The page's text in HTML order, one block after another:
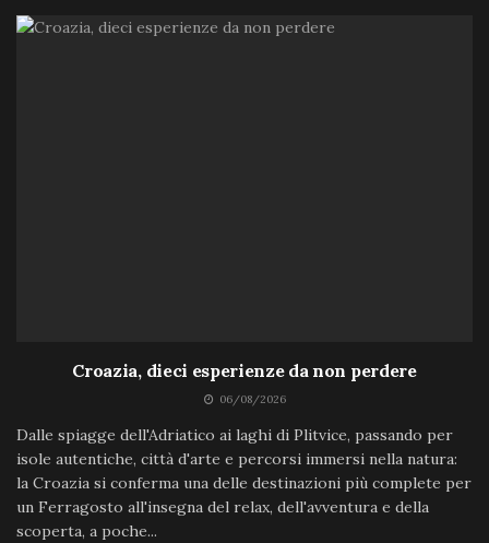
Croazia, dieci esperienze da non perdere
06/08/2026
Dalle spiagge dell'Adriatico ai laghi di Plitvice, passando per
isole autentiche, città d'arte e percorsi immersi nella natura:
la Croazia si conferma una delle destinazioni più complete per
un Ferragosto all'insegna del relax, dell'avventura e della
scoperta, a poche...